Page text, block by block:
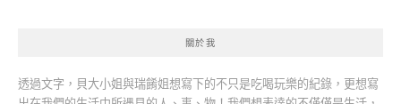
關於我
透過文字，貝大小姐與瑞餚姐想寫下的不只是吃喝玩樂的紀錄，更想寫